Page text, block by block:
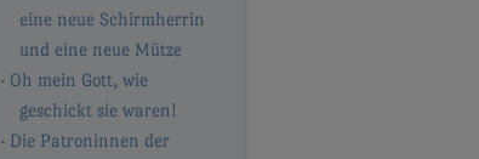
eine neue Schirmherrin
und eine neue Mütze
Oh mein Gott, wie
geschickt sie waren!
Die Patroninnen der